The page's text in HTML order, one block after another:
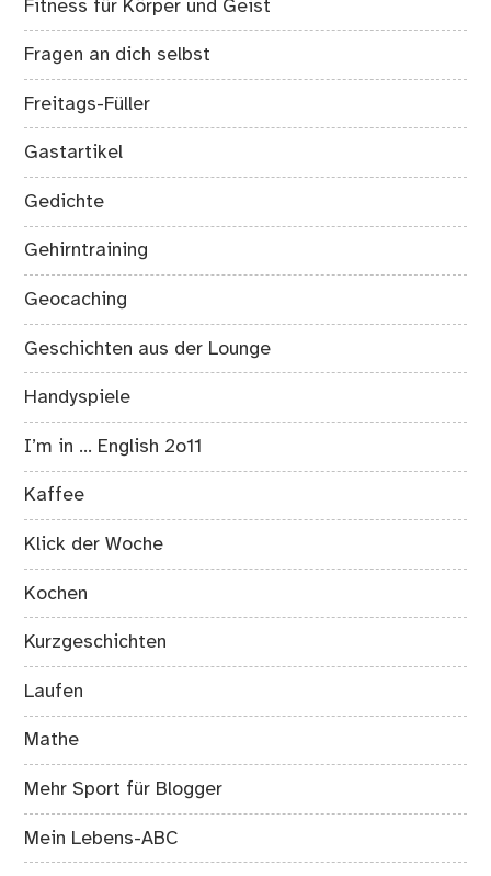
Fitness für Körper und Geist
Fragen an dich selbst
Freitags-Füller
Gastartikel
Gedichte
Gehirntraining
Geocaching
Geschichten aus der Lounge
Handyspiele
I’m in … English 2o11
Kaffee
Klick der Woche
Kochen
Kurzgeschichten
Laufen
Mathe
Mehr Sport für Blogger
Mein Lebens-ABC